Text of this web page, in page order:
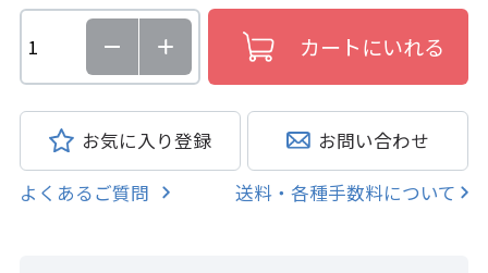
お気に入り登録 お問い合わせ
よくあるご質問 送料・各種手数料について